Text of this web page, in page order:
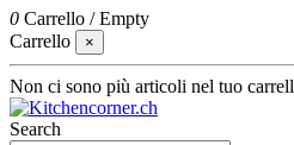
0 Carrello /Empty
Carrello
×
Non ci sono più articoli nel tuo
Search